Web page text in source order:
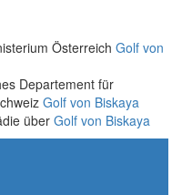
Österreich Golf von
Departement für
Golf von Biskaya
über Golf von Biskaya